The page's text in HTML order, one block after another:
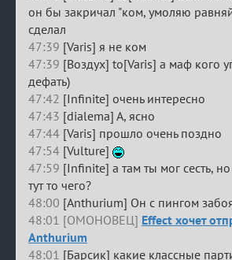
он бы закричал "ком, умоляю
сделал
47:39 [Varis] я не ком
47:39 [Воздух] to[Varis] а маф кого
дефать)
47:42 [Infinite] очень интересно
47:43 [dialema] А, ясно
47:44 [Varis] прошло очень поздно
47:54 [Vulture]
47:59 [Infinite] а там ты мог сесть,
тут то чего?
48:00 [Anthurium] Он с пингом
48:01 [ОМОНОВЕЦ] Effect хочет
Anthurium
48:01 [Барсик] какие классные